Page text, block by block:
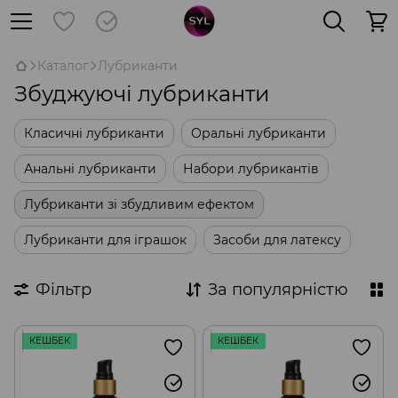
Каталог Лубриканти
Збуджуючі лубриканти
Класичні лубриканти Оральні лубриканти
Анальні лубриканти Набори лубрикантів
Лубриканти зі збудливим ефектом
Лубриканти для іграшок Засоби для латексу
Фільтр За популярністю
КЕШБЕК КЕШБЕК